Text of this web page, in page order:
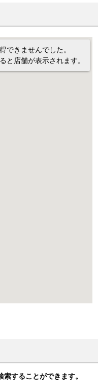
できませんでした。
と店舗が表示されます。
することができます。